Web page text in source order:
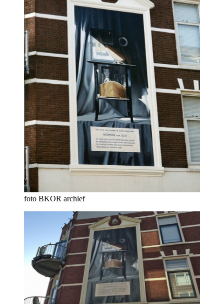
foto BKOR archief